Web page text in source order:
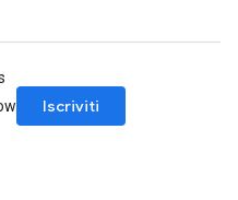
Iscriviti